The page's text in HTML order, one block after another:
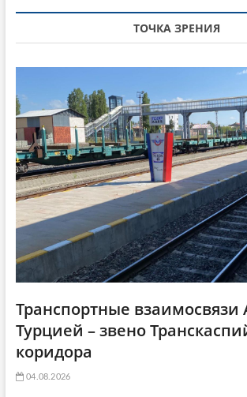
t
i
o
n
т
ь
я
:
ТОЧКА ЗРЕНИЯ
Транспортные
Турцией – звено
коридора
04.08.2026